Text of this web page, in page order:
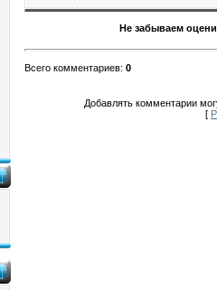
Не забываем
Всего комментариев: 0
Добавлять комментарии
[